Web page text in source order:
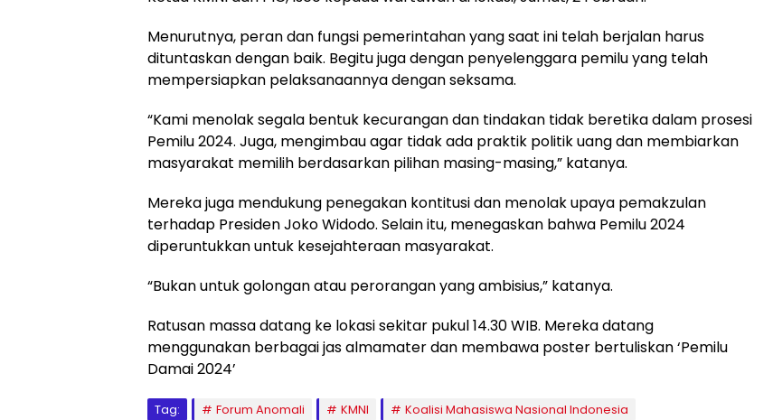
Menurutnya, peran dan fungsi pemerintahan yang saat ini telah berjalan harus
dituntaskan dengan baik. Begitu juga dengan penyelenggara pemilu yang telah
mempersiapkan pelaksanaannya dengan seksama.
“Kami menolak segala bentuk kecurangan dan tindakan tidak beretika dalam prosesi
Pemilu 2024. Juga, mengimbau agar tidak ada praktik politik uang dan membiarkan
masyarakat memilih berdasarkan pilihan masing-masing,” katanya.
Mereka juga mendukung penegakan kontitusi dan menolak upaya pemakzulan
terhadap Presiden Joko Widodo. Selain itu, menegaskan bahwa Pemilu 2024
diperuntukkan untuk kesejahteraan masyarakat.
“Bukan untuk golongan atau perorangan yang ambisius,” katanya.
Ratusan massa datang ke lokasi sekitar pukul 14.30 WIB. Mereka datang
menggunakan berbagai jas almamater dan membawa poster bertuliskan ‘Pemilu
Damai 2024’
Tag: Forum Anomali KMNI
Koalisi Mahasiswa Nasional Indonesia